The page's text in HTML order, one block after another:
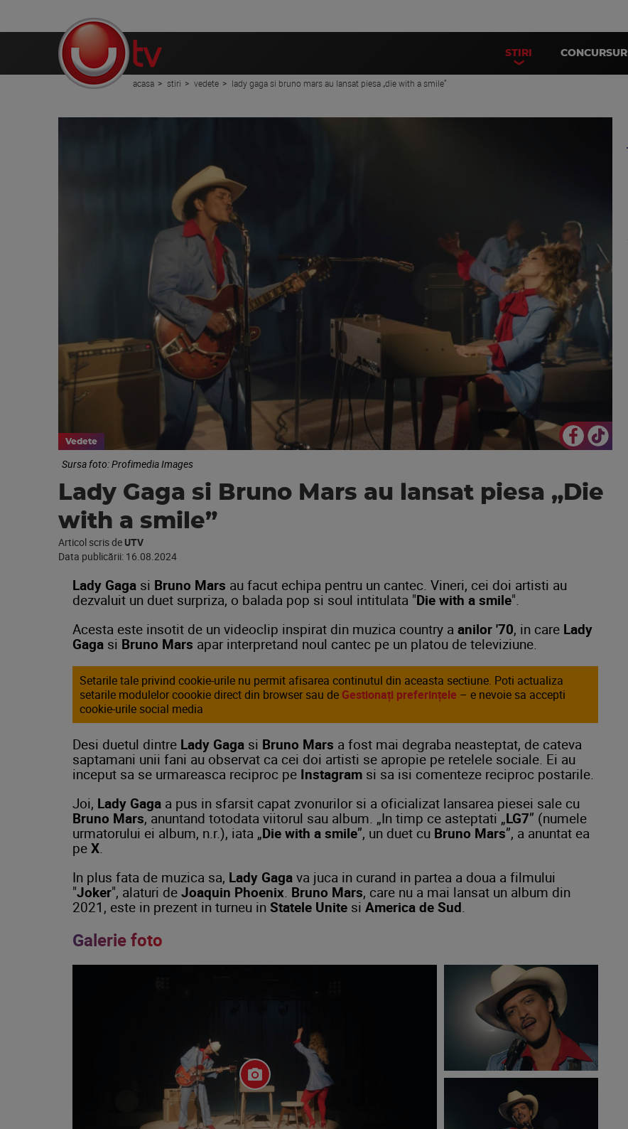
STIRI CONCURSURI
acasa stiri vedete lady gaga si bruno mars au lansat piesa „die with a smile”
Vedete
Sursa foto: Profimedia Images
Lady Gaga si Bruno Mars au lansat piesa „Die
with a smile”
Articol scris de UTV
Data publicării: 16.08.2024
Lady Gaga si Bruno Mars au facut echipa pentru un cantec. Vineri, cei doi artisti au
dezvaluit un duet surpriza, o balada pop si soul intitulata "Die with a smile".
Acesta este insotit de un videoclip inspirat din muzica country a anilor '70, in care Lady
Gaga si Bruno Mars apar interpretand noul cantec pe un platou de televiziune.
Setarile tale privind cookie-urile nu permit afisarea continutul din aceasta sectiune. Poti actualiza
setarile modulelor coookie direct din browser sau de Gestionați preferințele – e nevoie sa accepti
cookie-urile social media
Desi duetul dintre Lady Gaga si Bruno Mars a fost mai degraba neasteptat, de cateva
saptamani unii fani au observat ca cei doi artisti se apropie pe retelele sociale. Ei au
inceput sa se urmareasca reciproc pe Instagram si sa isi comenteze reciproc postarile.
Joi, Lady Gaga a pus in sfarsit capat zvonurilor si a oficializat lansarea piesei sale cu
Bruno Mars, anuntand totodata viitorul sau album. „In timp ce asteptati „LG7” (numele
urmatorului ei album, n.r.), iata „Die with a smile”, un duet cu Bruno Mars”, a anuntat ea
pe X.
In plus fata de muzica sa, Lady Gaga va juca in curand in partea a doua a filmului
"Joker", alaturi de Joaquin Phoenix. Bruno Mars, care nu a mai lansat un album din
2021, este in prezent in turneu in Statele Unite si America de Sud.
Galerie foto